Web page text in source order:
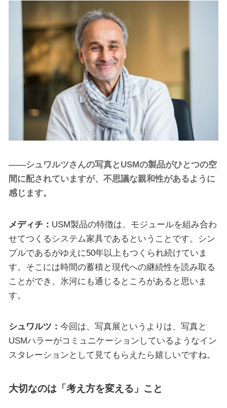
——シュワルツさんの写真とUSMの製品がひとつの空
間に配されていますが、不思議な親和性があるように
感じます。
メディチ： USM製品の特徴は、モジュールを組み合わ
せてつくるシステム家具であるということです。シン
プルであるがゆえに50年以上もつくられ続けていま
す。そこには時間の蓄積と現代への継続性を読み取る
ことができ、氷河にも通じるところがあると思いま
す。
シュワルツ： 今回は、写真展というよりは、写真と
USMハラーがコミュニケーションしているようなイン
スタレーションとして見てもらえたら嬉しいですね。
大切なのは「考え方を変える」こと